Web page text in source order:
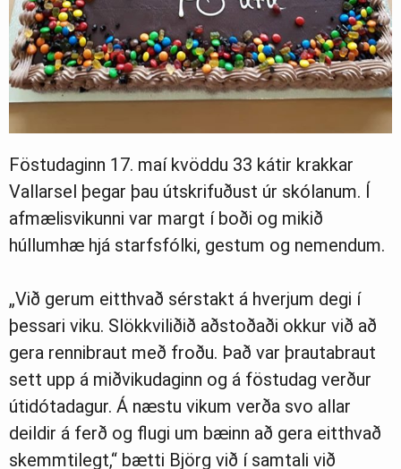
Föstudaginn 17. maí kvöddu 33 kátir krakkar
Vallarsel þegar þau útskrifuðust úr skólanum. Í
afmælisvikunni var margt í boði og mikið
húllumhæ hjá starfsfólki, gestum og nemendum.
„Við gerum eitthvað sérstakt á hverjum degi í
þessari viku. Slökkviliðið aðstoðaði okkur við að
gera rennibraut með froðu. Það var þrautabraut
sett upp á miðvikudaginn og á föstudag verður
útidótadagur. Á næstu vikum verða svo allar
deildir á ferð og flugi um bæinn að gera eitthvað
skemmtilegt,“ bætti Björg við í samtali við